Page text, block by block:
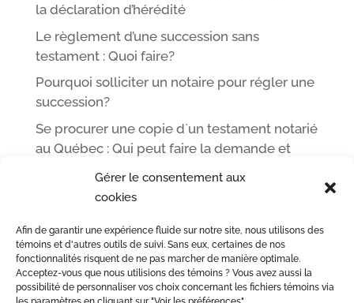
Gérer le consentement aux
cookies
Afin de garantir une expérience fluide sur notre site, nous utilisons des
témoins et d'autres outils de suivi. Sans eux, certaines de nos
fonctionnalités risquent de ne pas marcher de manière optimale.
Acceptez-vous que nous utilisions des témoins ? Vous avez aussi la
possibilité de personnaliser vos choix concernant les fichiers témoins via
la déclaration d’hérédité
Le règlement d’une succession sans
testament : Quoi faire?
Pourquoi solliciter un notaire pour régler une
succession?
Se procurer une copie d`un testament notarié
au Québec : Qui peut faire la demande et
ACCUEIL
L’ÉQUIPE DE ME LEOPOLD LINCÀ NOTAIRE
ACTE NOTARIÉ / CERTIFICATION
OUTILS
BLOG
NOUS JOINDRE